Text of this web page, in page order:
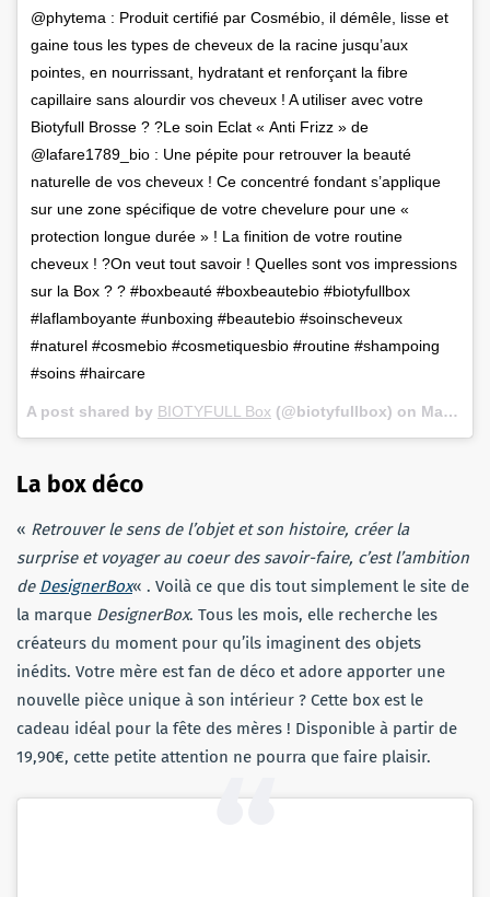
@phytema : Produit certifié par Cosmébio, il démêle, lisse et
gaine tous les types de cheveux de la racine jusqu’aux
pointes, en nourrissant, hydratant et renforçant la fibre
capillaire sans alourdir vos cheveux ! A utiliser avec votre
Biotyfull Brosse ? ?Le soin Eclat « Anti Frizz » de
@lafare1789_bio : Une pépite pour retrouver la beauté
naturelle de vos cheveux ! Ce concentré fondant s’applique
sur une zone spécifique de votre chevelure pour une «
protection longue durée » ! La finition de votre routine
cheveux ! ?On veut tout savoir ! Quelles sont vos impressions
sur la Box ? ? #boxbeauté #boxbeautebio #biotyfullbox
#laflamboyante #unboxing #beautebio #soinscheveux
#naturel #cosmebio #cosmetiquesbio #routine #shampoing
#soins #haircare
A post shared by BIOTYFULL Box (@biotyfullbox) on May 15, 2018 at 8:42am PDT
La box déco
« Retrouver le sens de l’objet et son histoire, créer la
surprise et voyager au coeur des savoir-faire, c’est l’ambition
de DesignerBox« . Voilà ce que dis tout simplement le site de
la marque DesignerBox. Tous les mois, elle recherche les
créateurs du moment pour qu’ils imaginent des objets
inédits. Votre mère est fan de déco et adore apporter une
nouvelle pièce unique à son intérieur ? Cette box est le
cadeau idéal pour la fête des mères ! Disponible à partir de
19,90€, cette petite attention ne pourra que faire plaisir.